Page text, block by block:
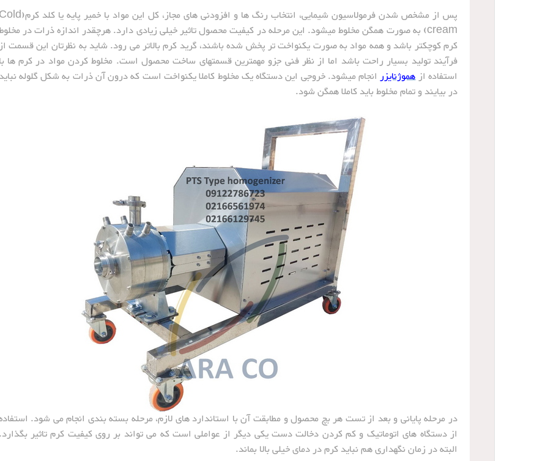
پس از مشخص شدن فرمولاسیون شیمایی، انتخاب رنگ ها و افزودنی های مجاز، کل این مواد با خمیر پایه یا کلد کرم(Cold
cream) به صورت همگن مخلوط میشود.
این مرحله در کیفیت محصول تاثیر خیلی زیادی دارد. هرچقدر اندازه ذرات در
کرم کوچکتر باشد و همه مواد به صورت یکنواخت تر پخش شده باشند، گرید کرم بالاتر می رود. شاید به نظرتان این قسمت
فرآیند تولید بسیار راحت باشد اما از نظر فنی جزو مهمترین قسمتهای ساخت محصول است. مخلوط کردن مواد در کرم ها با
استفاده ازهموژنایزرانجام میشود. خروجی این دستگاه یک مخلوط کاملا یکنواخت است که درون آن ذرات به شکل گلوله نباید
در بیایند و تمام مخلوط باید کاملا همگن شود.
در مرحله پایانی و بعد از تست هر بچ محصول و مطابقت آن با استاندارد های لازم، مرحله بسته بندی انجام می شود.
از دستگاه های اتوماتیک و کم کردن دخالت دست یکی دیگر از عواملی است که می تواند بر روی کیفیت کرم تاثیر بگذارد.
البته در زمان نگهداری هم نباید کرم در دمای خیلی بالا بماند.